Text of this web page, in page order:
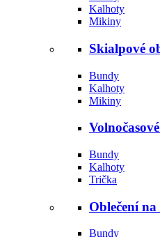
Kalhoty
Mikiny
Skialpové
Bundy
Kalhoty
Mikiny
Bundy
Kalhoty
Trička
Oblečení
Bundy